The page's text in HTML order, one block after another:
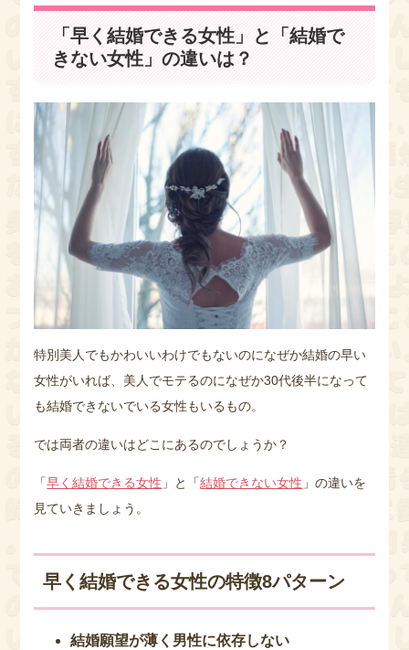
「早く結婚できる女性」と「結婚で
きない女性」の違いは？
特別美人でもかわいいわけでもないのになぜか結婚の早い
女性がいれば、美人でモテるのになぜか30代後半になって
も結婚できないでいる女性もいるもの。
では両者の違いはどこにあるのでしょうか？
「早く結婚できる女性 」と「結婚できない女性 」の違いを
見ていきましょう。
早く結婚できる女性の特徴8パターン
結婚願望が薄く男性に依存しない